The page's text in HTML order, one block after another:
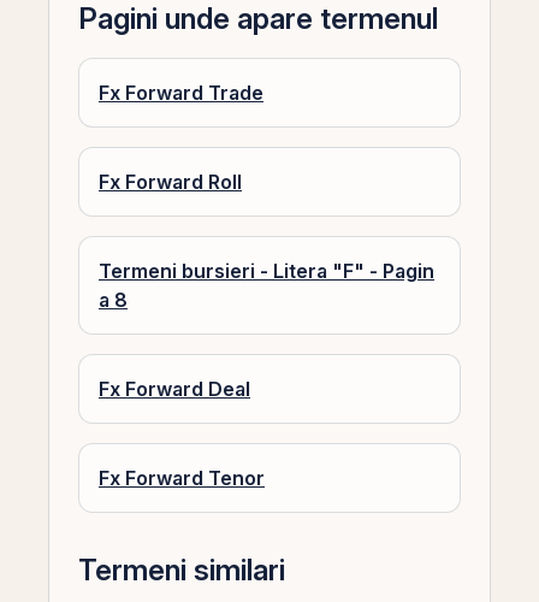
Pagini unde apare termenul
Fx Forward Trade
Fx Forward Roll
Termeni bursieri - Litera "F" - Pagin
a 8
Fx Forward Deal
Fx Forward Tenor
Termeni similari